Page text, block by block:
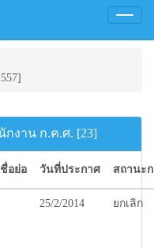
Toggle
กงาน ก.ค.ศ. [23]
ชื่อย่อ วันที่ประกาศ สถานะ
25/2/2014 ยกเลิก